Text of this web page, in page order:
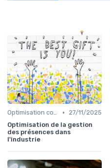
Optimisation coûts •
27/11/2025
Optimisation de la gestion
des présences dans
l'industrie